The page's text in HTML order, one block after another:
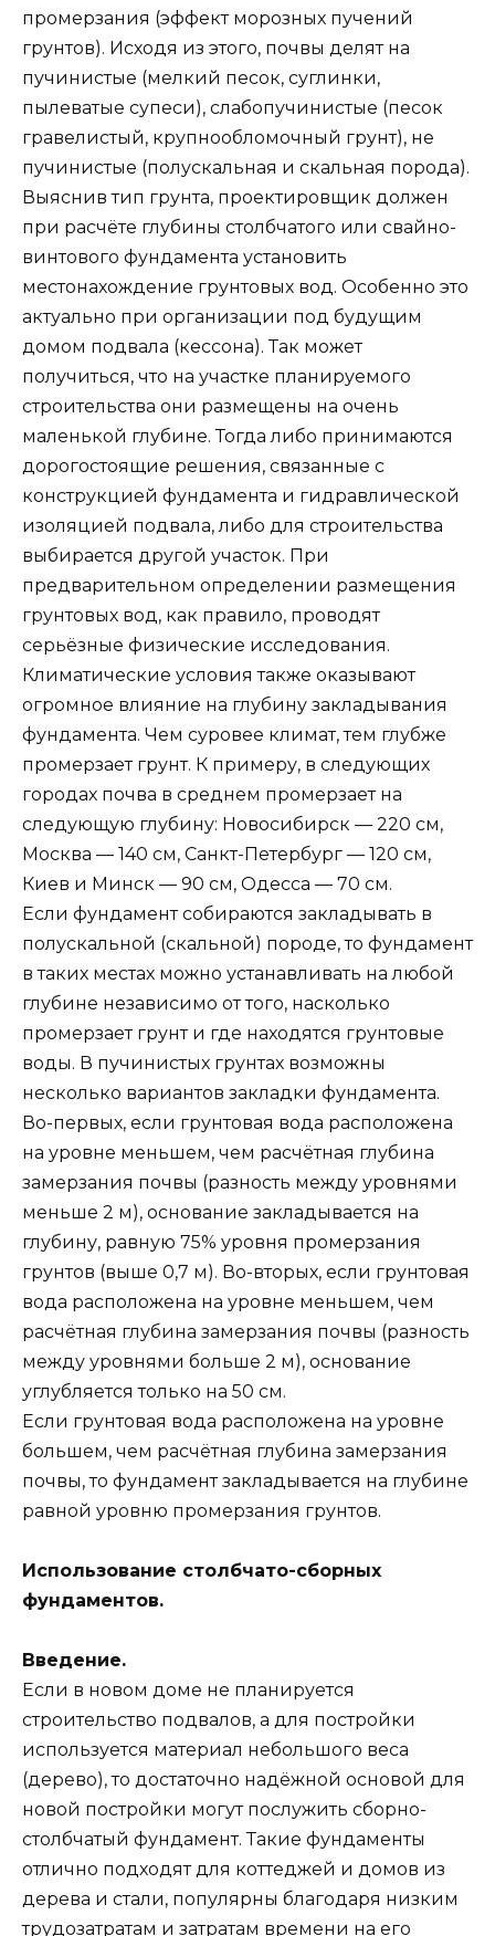
промерзания (эффект морозных пучений
грунтов). Исходя из этого, почвы делят на
пучинистые (мелкий песок, суглинки,
пылеватые супеси), слабопучинистые (песок
гравелистый, крупнообломочный грунт), не
пучинистые (полускальная и скальная порода).
Выяснив тип грунта, проектировщик должен
при расчёте глубины столбчатого или свайно-
винтового фундамента установить
местонахождение грунтовых вод. Особенно это
актуально при организации под будущим
домом подвала (кессона). Так может
получиться, что на участке планируемого
строительства они размещены на очень
маленькой глубине. Тогда либо принимаются
дорогостоящие решения, связанные с
конструкцией фундамента и гидравлической
изоляцией подвала, либо для строительства
выбирается другой участок. При
предварительном определении размещения
грунтовых вод, как правило, проводят
серьёзные физические исследования.
Климатические условия также оказывают
огромное влияние на глубину закладывания
фундамента. Чем суровее климат, тем глубже
промерзает грунт. К примеру, в следующих
городах почва в среднем промерзает на
следующую глубину: Новосибирск — 220 см,
Москва — 140 см, Санкт-Петербург — 120 см,
Киев и Минск — 90 см, Одесса — 70 см.
Если фундамент собираются закладывать в
полускальной (скальной) породе, то фундамент
в таких местах можно устанавливать на любой
глубине независимо от того, насколько
промерзает грунт и где находятся грунтовые
воды. В пучинистых грунтах возможны
несколько вариантов закладки фундамента.
Во-первых, если грунтовая вода расположена
на уровне меньшем, чем расчётная глубина
замерзания почвы (разность между уровнями
меньше 2 м), основание закладывается на
глубину, равную 75% уровня промерзания
грунтов (выше 0,7 м). Во-вторых, если грунтовая
вода расположена на уровне меньшем, чем
расчётная глубина замерзания почвы (разность
между уровнями больше 2 м), основание
углубляется только на 50 см.
Если грунтовая вода расположена на уровне
большем, чем расчётная глубина замерзания
почвы, то фундамент закладывается на глубине
равной уровню промерзания грунтов.
Использование столбчато-сборных
фундаментов.
Введение.
Если в новом доме не планируется
строительство подвалов, а для постройки
используется материал небольшого веса
(дерево), то достаточно надёжной основой для
новой постройки могут послужить сборно-
столбчатый фундамент. Такие фундаменты
отлично подходят для коттеджей и домов из
дерева и стали, популярны благодаря низким
трудозатратам и затратам времени на его